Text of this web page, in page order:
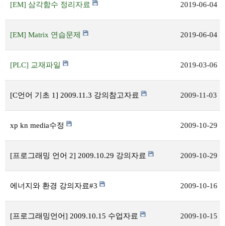
[EM] 삼각함수 정리자료 2019-06-04
[EM] Matrix 연습문제 2019-06-04
[PLC] 교재파일 2019-03-06
[C언어 기초 1] 2009.11.3 강의참고자료 2009-11-03
xp kn media수정 2009-10-29
[프로그래밍 언어 2] 2009.10.29 강의자료 2009-10-29
에너지와 환경 강의자료#3 2009-10-16
[프로그래밍언어] 2009.10.15 수업자료 2009-10-15